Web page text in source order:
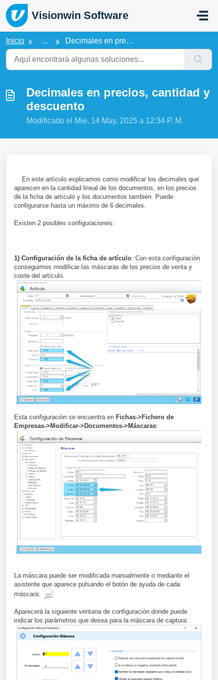
Saltar al contenido principal
Visionwin Software
Inicio ... Decimales en precios, cantidad y descuento
Decimales en precios, cantidad y
descuento
Modificado el Mie, 14 May, 2025 a 12:34 P. M.
En este artículo explicamos como modificar los decimales que
aparecen en la cantidad lineal de los documentos, en los precios
de la ficha de artículo y los documentos también. Puede
configurarse hasta un máximo de 6 decimales.
Existen 2 posibles configuraciones:
1) Configuración de la ficha de artículo: Con esta configuración
conseguimos modificar las máscaras de los precios de venta y
coste del artículo.
Esta configuración se encuentra en Fichas->Fichero de
Empresas->Modificar->Documentos->Máscaras:
La máscara puede ser modificada manualmente o mediante el
asistente que aparece pulsando el botón de ayuda de cada
máscara:
Aparecerá la siguiente ventana de configuración donde puede
indicar los parámetros que desea para la máscara de captura: